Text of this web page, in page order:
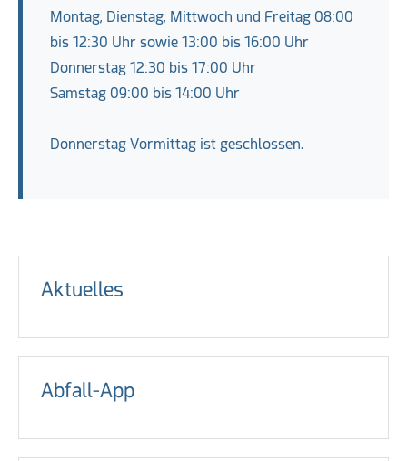
Montag, Dienstag, Mittwoch und Freitag 08:00
bis 12:30 Uhr sowie 13:00 bis 16:00 Uhr
Donnerstag 12:30 bis 17:00 Uhr
Samstag 09:00 bis 14:00 Uhr
Donnerstag Vormittag ist geschlossen.
Aktuelles
Abfall-App